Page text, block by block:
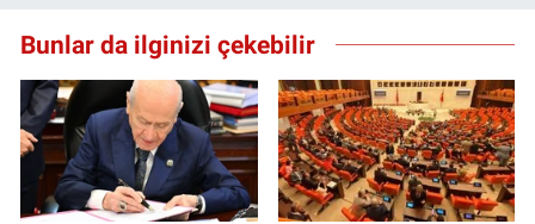
Bunlar da ilginizi çekebilir